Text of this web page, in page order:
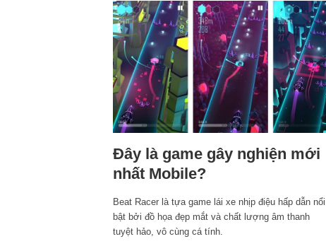
Đây là game gây nghiện mới
nhất Mobile?
Beat Racer là tựa game lái xe nhịp điệu hấp dẫn nổi
bật bởi đồ họa đẹp mắt và chất lượng âm thanh
tuyệt hảo, vô cùng cá tính.